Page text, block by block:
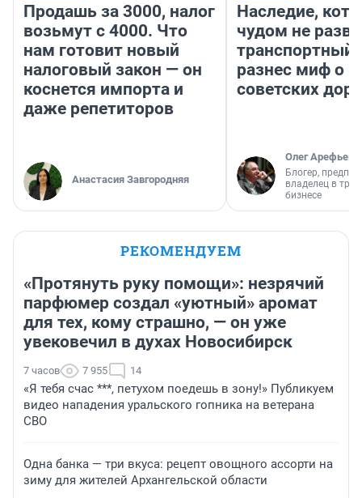
Продашь за 3000, налог
возьмут с 4000. Что
нам готовит новый
налоговый закон — он
коснется импорта и
даже репетиторов
Анастасия Завгородняя
Наследие,
чудом не
транспортный
разнес миф о
советских
Олег Арефьев
Блогер,
владелец в
бизнесе
РЕКОМЕНДУЕМ
«Протянуть руку помощи»: незрячий
парфюмер создал «уютный» аромат
для тех, кому страшно, — он уже
увековечил в духах Новосибирск
7 часов 7 955 14
«Я тебя счас ***, петухом поедешь в зону!» Публикуем
видео нападения уральского гопника на ветерана
СВО
Одна банка — три вкуса: рецепт овощного ассорти на
зиму для жителей Архангельской области